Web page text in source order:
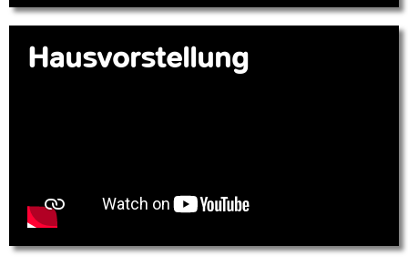
Hausvorstellung